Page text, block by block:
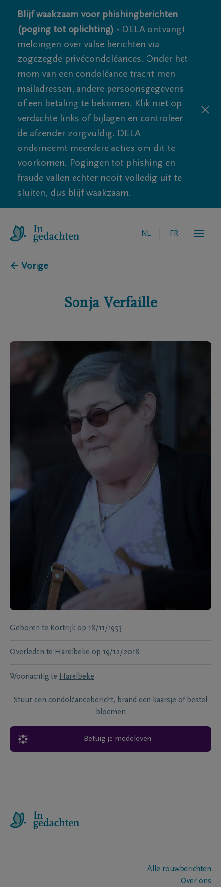
Blijf waakzaam voor phishingberichten
(poging tot oplichting) - DELA ontvangt
meldingen over valse berichten via
zogezegde privécondoléances. Onder het
mom van een condoléance tracht men
mailadressen, andere persoonsgegevens
of een betaling te bekomen. Klik niet op
verdachte links of bijlagen en controleer
de afzender zorgvuldig. DELA
onderneemt meerdere acties om dit te
voorkomen. Pogingen tot phishing en
fraude vallen echter nooit volledig uit te
sluiten, dus blijf waakzaam.
NL FR
← Vorige
Sonja Verfaille
Geboren te Kortrijk op 18/11/1953
Overleden te Harelbeke op 19/12/2018
Woonachtig te Harelbeke
Stuur een condoléancebericht, brand een kaarsje of bestel
bloemen
Betuig je medeleven
Alle rouwberichten
Over ons